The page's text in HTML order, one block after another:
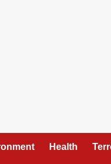
Health